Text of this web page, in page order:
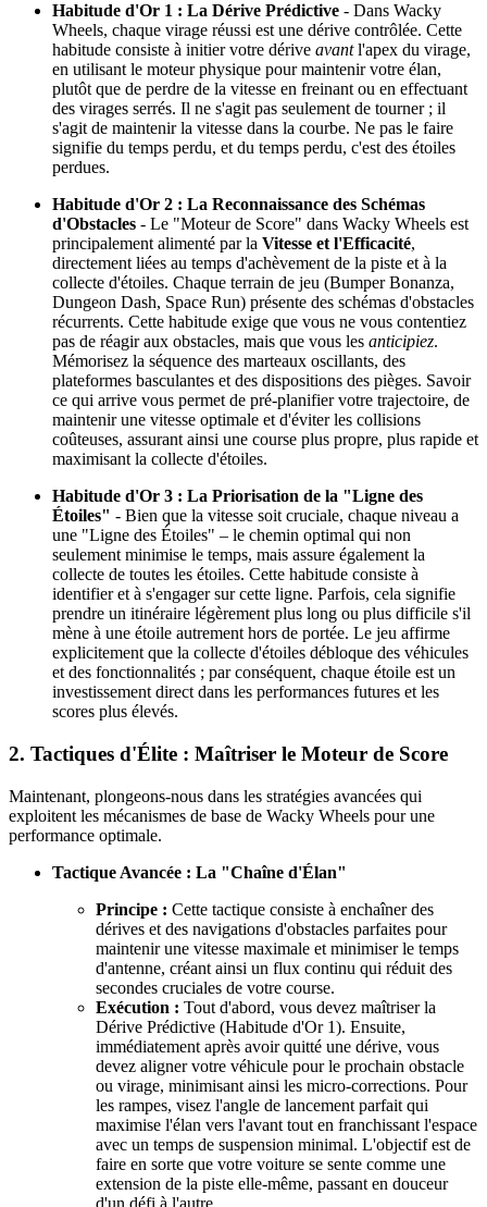
Habitude d'Or 1 : La Dérive Prédictive - Dans Wacky
Wheels, chaque virage réussi est une dérive contrôlée. Cette
habitude consiste à initier votre dérive avantl'apex du virage,
en utilisant le moteur physique pour maintenir votre élan,
plutôt que de perdre de la vitesse en freinant ou en effectuant
des virages serrés. Il ne s'agit pas seulement de tourner ; il
s'agit de maintenir la vitesse dans la courbe. Ne pas le faire
signifie du temps perdu, et du temps perdu, c'est des étoiles
perdues.
Habitude d'Or 2 : La Reconnaissance des Schémas
d'Obstacles - Le "Moteur de Score" dans Wacky Wheels est
principalement alimenté par la Vitesse et l'Efficacité,
directement liées au temps d'achèvement de la piste et à la
collecte d'étoiles. Chaque terrain de jeu (Bumper Bonanza,
Dungeon Dash, Space Run) présente des schémas d'obstacles
récurrents. Cette habitude exige que vous ne vous contentiez
pas de réagir aux obstacles, mais que vous les anticipiez.
Mémorisez la séquence des marteaux oscillants, des
plateformes basculantes et des dispositions des pièges. Savoir
ce qui arrive vous permet de pré-planifier votre trajectoire, de
maintenir une vitesse optimale et d'éviter les collisions
coûteuses, assurant ainsi une course plus propre, plus rapide et
maximisant la collecte d'étoiles.
Habitude d'Or 3 : La Priorisation de la "Ligne des
Étoiles" - Bien que la vitesse soit cruciale, chaque niveau a
une "Ligne des Étoiles" – le chemin optimal qui non
seulement minimise le temps, mais assure également la
collecte de toutes les étoiles. Cette habitude consiste à
identifier et à s'engager sur cette ligne. Parfois, cela signifie
prendre un itinéraire légèrement plus long ou plus difficile s'il
mène à une étoile autrement hors de portée. Le jeu affirme
explicitement que la collecte d'étoiles débloque des véhicules
et des fonctionnalités ; par conséquent, chaque étoile est un
investissement direct dans les performances futures et les
scores plus élevés.
2. Tactiques d'Élite : Maîtriser le Moteur de Score
Maintenant, plongeons-nous dans les stratégies avancées qui
exploitent les mécanismes de base de Wacky Wheels pour une
performance optimale.
Tactique Avancée : La "Chaîne d'Élan"
Principe : Cette tactique consiste à enchaîner des
dérives et des navigations d'obstacles parfaites pour
maintenir une vitesse maximale et minimiser le temps
d'antenne, créant ainsi un flux continu qui réduit des
secondes cruciales de votre course.
Exécution : Tout d'abord, vous devez maîtriser la
Dérive Prédictive (Habitude d'Or 1). Ensuite,
immédiatement après avoir quitté une dérive, vous
devez aligner votre véhicule pour le prochain obstacle
ou virage, minimisant ainsi les micro-corrections. Pour
les rampes, visez l'angle de lancement parfait qui
maximise l'élan vers l'avant tout en franchissant l'espace
avec un temps de suspension minimal. L'objectif est de
faire en sorte que votre voiture se sente comme une
extension de la piste elle-même, passant en douceur
d'un défi à l'autre.